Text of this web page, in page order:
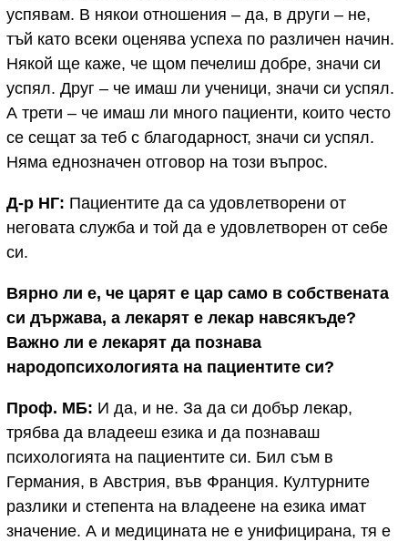
успявам. В някои отношения – да, в други – не,
тъй като всеки оценява успеха по различен начин.
Някой ще каже, че щом печелиш добре, значи си
успял. Друг – че имаш ли ученици, значи си успял.
А трети – че имаш ли много пациенти, които често
се сещат за теб с благодарност, значи си успял.
Няма еднозначен отговор на този въпрос.
Д-р НГ: Пациентите да са удовлетворени от
неговата служба и той да е удовлетворен от себе
си.
Вярно ли е, че царят е цар само в собствената
си държава, а лекарят е лекар навсякъде?
Важно ли е лекарят да познава
народопсихологията на пациентите си?
Проф. МБ: И да, и не. За да си добър лекар,
трябва да владееш езика и да познаваш
психологията на пациентите си. Бил съм в
Германия, в Австрия, във Франция. Културните
разлики и степента на владеене на езика имат
значение. А и медицината не е унифицирана, тя е